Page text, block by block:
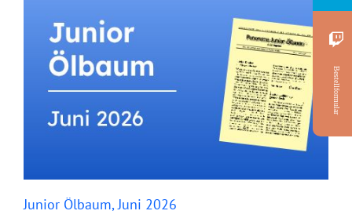
Junior Ölbaum, Juni 2026
Bestellformular